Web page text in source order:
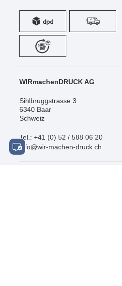
WIRmachenDRUCK AG
Sihlbruggstrasse 3
6340 Baar
Schweiz
Tel.: +41 (0) 52 / 588 06 20
info@wir-machen-druck.ch